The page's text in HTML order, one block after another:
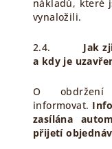
nákladů, které
vynaložili.
2.4.
Jak
a kdy je
O obdržení
informovat.
zasílána
přijetí